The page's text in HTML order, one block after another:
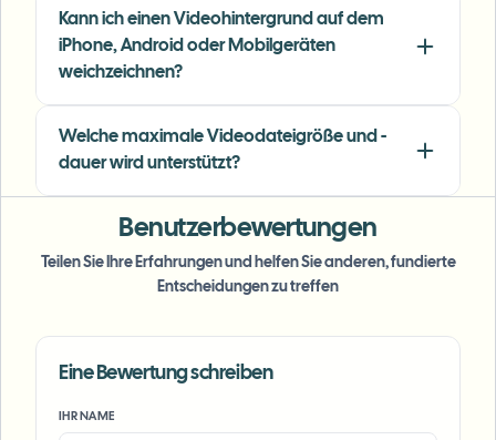
time."
MC
Marketing Director
Kann ich einen Videohintergrund auf dem
iPhone, Android oder Mobilgeräten
weichzeichnen?
Welche maximale Videodateigröße und -
dauer wird unterstützt?
Voice Anon
Benutzerbewertungen
Teilen Sie Ihre Erfahrungen und helfen Sie anderen, fundierte
Entscheidungen zu treffen
Eine Bewertung schreiben
IHR NAME